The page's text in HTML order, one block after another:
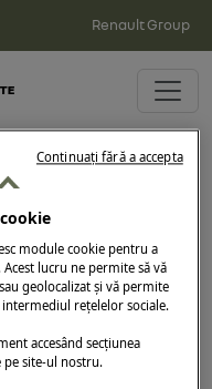
Renault Group
module cookie pentru a
lucru ne permite să vă
geolocalizat și vă permite
rețelelor sociale.
accesând secțiunea
pe site-ul nostru.
Continuați fără a accepta